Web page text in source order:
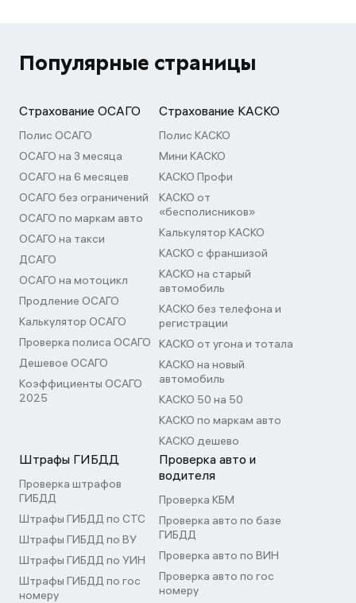
Популярные страницы
Страхование ОСАГО
Полис ОСАГО
ОСАГО на 3 месяца
ОСАГО на 6 месяцев
ОСАГО без ограничений
ОСАГО по маркам авто
ОСАГО на такси
ДСАГО
ОСАГО на мотоцикл
Продление ОСАГО
Калькулятор ОСАГО
Проверка полиса ОСАГО
Дешевое ОСАГО
Коэффициенты ОСАГО
2025
Страхование КАСКО
Полис КАСКО
Мини КАСКО
КАСКО Профи
КАСКО от
«бесполисников»
Калькулятор КАСКО
КАСКО с франшизой
КАСКО на старый
автомобиль
КАСКО без телефона и
регистрации
КАСКО от угона и тотала
КАСКО на новый
автомобиль
КАСКО 50 на 50
КАСКО по маркам авто
КАСКО дешево
Штрафы ГИБДД
Проверка штрафов
ГИБДД
Штрафы ГИБДД по СТС
Штрафы ГИБДД по ВУ
Штрафы ГИБДД по УИН
Штрафы ГИБДД по гос
номеру
Проверка авто и
водителя
Проверка КБМ
Проверка авто по базе
ГИБДД
Проверка авто по ВИН
Проверка авто по гос
номеру